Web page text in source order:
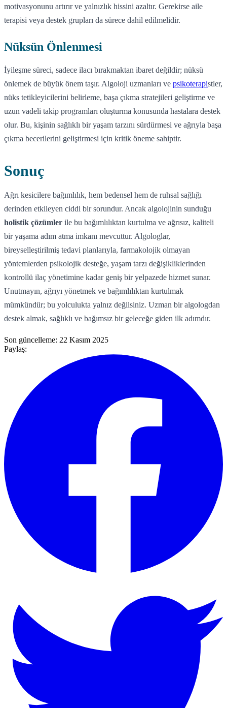
motivasyonunu artırır ve yalnızlık hissini azaltır. Gerekirse aile
terapisi veya destek grupları da sürece dahil edilmelidir.
Nüksün Önlenmesi
İyileşme süreci, sadece ilacı bırakmaktan ibaret değildir; nüksü
önlemek de büyük önem taşır. Algoloji uzmanları ve psikoterapistler,
nüks tetikleyicilerini belirleme, başa çıkma stratejileri geliştirme ve
uzun vadeli takip programları oluşturma konusunda hastalara destek
olur. Bu, kişinin sağlıklı bir yaşam tarzını sürdürmesi ve ağrıyla başa
çıkma becerilerini geliştirmesi için kritik öneme sahiptir.
Sonuç
Ağrı kesicilere bağımlılık, hem bedensel hem de ruhsal sağlığı
derinden etkileyen ciddi bir sorundur. Ancak algolojinin sunduğu
holistik çözümler ile bu bağımlılıktan kurtulma ve ağrısız, kaliteli
bir yaşama adım atma imkanı mevcuttur. Algologlar,
bireyselleştirilmiş tedavi planlarıyla, farmakolojik olmayan
yöntemlerden psikolojik desteğe, yaşam tarzı değişikliklerinden
kontrollü ilaç yönetimine kadar geniş bir yelpazede hizmet sunar.
Unutmayın, ağrıyı yönetmek ve bağımlılıktan kurtulmak
mümkündür; bu yolculukta yalnız değilsiniz. Uzman bir algologdan
destek almak, sağlıklı ve bağımsız bir geleceğe giden ilk adımdır.
Son güncelleme: 22 Kasım 2025
Paylaş: